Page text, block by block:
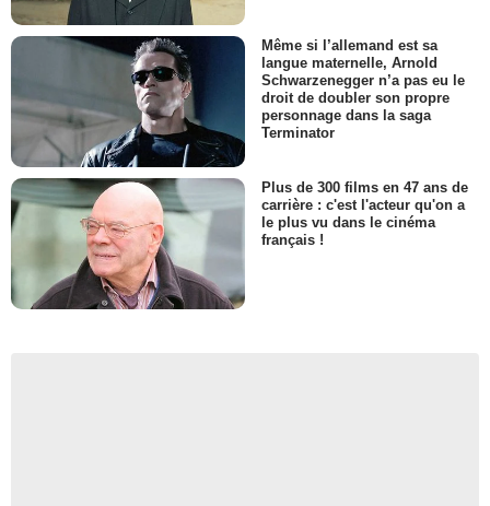
Même si l’allemand est sa
langue maternelle, Arnold
Schwarzenegger n’a pas eu le
droit de doubler son propre
personnage dans la saga
Terminator
Plus de 300 films en 47 ans de
carrière : c'est l'acteur qu'on a
le plus vu dans le cinéma
français !